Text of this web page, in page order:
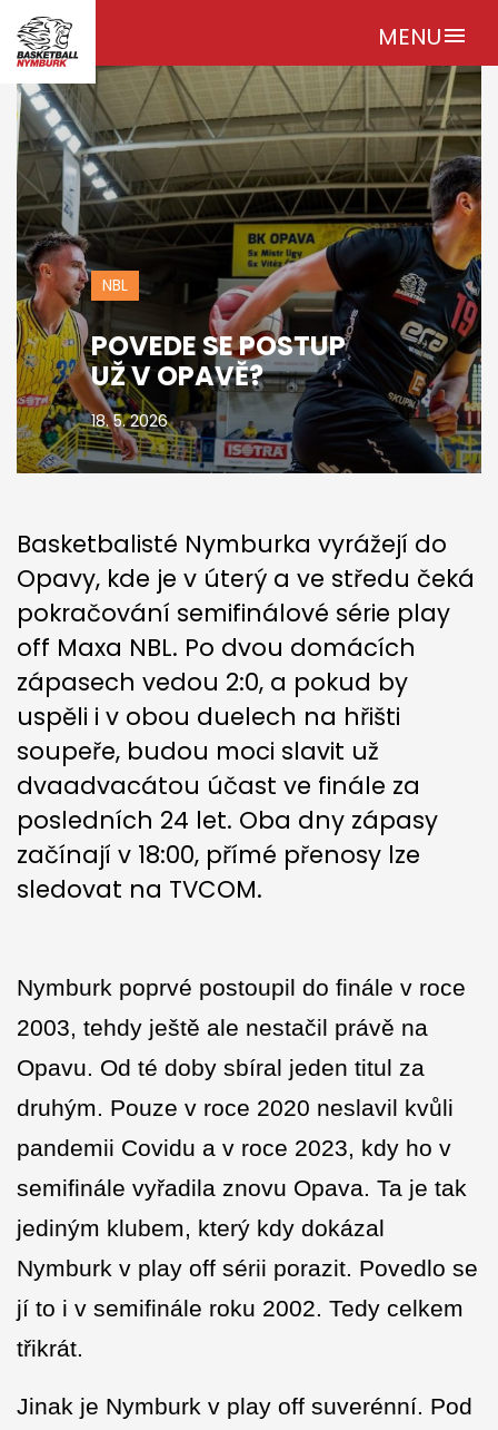
MENUmenu
NBL
POVEDE SE POSTUP
UŽ V OPAVĚ?
18. 5. 2026
Basketbalisté Nymburka vyrážejí do
Opavy, kde je v úterý a ve středu čeká
pokračování semifinálové série play
off Maxa NBL. Po dvou domácích
zápasech vedou 2:0, a pokud by
uspěli i v obou duelech na hřišti
soupeře, budou moci slavit už
dvaadvacátou účast ve finále za
posledních 24 let. Oba dny zápasy
začínají v 18:00, přímé přenosy lze
sledovat na TVCOM.
Nymburk poprvé postoupil do finále v roce
2003, tehdy ještě ale nestačil právě na
Opavu. Od té doby sbíral jeden titul za
druhým. Pouze v roce 2020 neslavil kvůli
pandemii Covidu a v roce 2023, kdy ho v
semifinále vyřadila znovu Opava. Ta je tak
jediným klubem, který kdy dokázal
Nymburk v play off sérii porazit. Povedlo se
jí to i v semifinále roku 2002. Tedy celkem
třikrát.
Jinak je Nymburk v play off suverénní. Pod